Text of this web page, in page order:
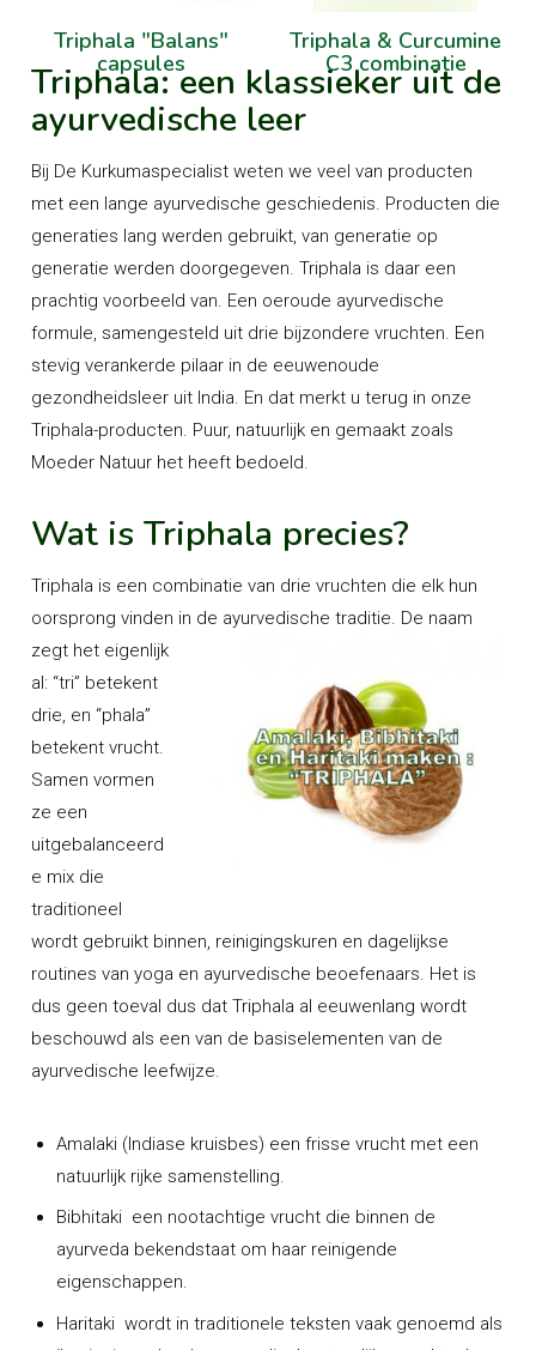
Triphala "Balans"
capsules
Triphala & Curcumine
C3 combinatie
Triphala: een klassieker uit de
ayurvedische leer
Bij De Kurkumaspecialist weten we veel van producten
met een lange ayurvedische geschiedenis. Producten die
generaties lang werden gebruikt, van generatie op
generatie werden doorgegeven. Triphala is daar een
prachtig voorbeeld van. Een oeroude ayurvedische
formule, samengesteld uit drie bijzondere vruchten. Een
stevig verankerde pilaar in de eeuwenoude
gezondheidsleer uit India. En dat merkt u terug in onze
Triphala-producten. Puur, natuurlijk en gemaakt zoals
Moeder Natuur het heeft bedoeld.
Wat is Triphala precies?
Triphala is een combinatie van drie vruchten die elk hun
oorsprong vinden in de ayurvedische traditie. De naam
zegt het eigenlijk
al: “tri” betekent
drie, en “phala”
betekent vrucht.
Samen vormen
ze een
uitgebalanceerd
e mix die
traditioneel
wordt gebruikt binnen, reinigingskuren en dagelijkse
routines van yoga en ayurvedische beoefenaars. Het is
dus geen toeval dus dat Triphala al eeuwenlang wordt
beschouwd als een van de basiselementen van de
ayurvedische leefwijze.
Amalaki (Indiase kruisbes) een frisse vrucht met een
natuurlijk rijke samenstelling.
Bibhitaki een nootachtige vrucht die binnen de
ayurveda bekendstaat om haar reinigende
eigenschappen.
Haritaki wordt in traditionele teksten vaak genoemd als